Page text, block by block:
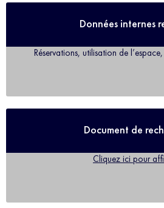
Données internes
Réservations, utilisation de
Document de
Cliquez ici pour